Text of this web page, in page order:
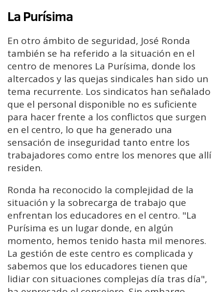
La Purísima
En otro ámbito de seguridad, José Ronda
también se ha referido a la situación en el
centro de menores La Purísima, donde los
altercados y las quejas sindicales han sido un
tema recurrente. Los sindicatos han señalado
que el personal disponible no es suficiente
para hacer frente a los conflictos que surgen
en el centro, lo que ha generado una
sensación de inseguridad tanto entre los
trabajadores como entre los menores que allí
residen.
Ronda ha reconocido la complejidad de la
situación y la sobrecarga de trabajo que
enfrentan los educadores en el centro. "La
Purísima es un lugar donde, en algún
momento, hemos tenido hasta mil menores.
La gestión de este centro es complicada y
sabemos que los educadores tienen que
lidiar con situaciones complejas día tras día",